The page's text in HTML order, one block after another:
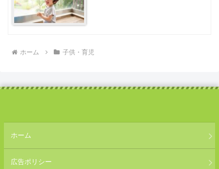
ホーム 子供・育児
ホーム
広告ポリシー